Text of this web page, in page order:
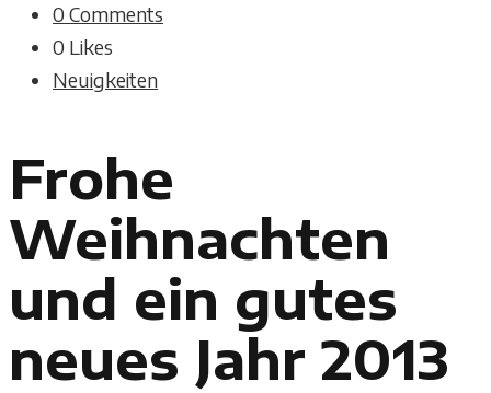
0 Comments
0 Likes
Neuigkeiten
Frohe
Weihnachten
und ein gutes
neues Jahr 2013